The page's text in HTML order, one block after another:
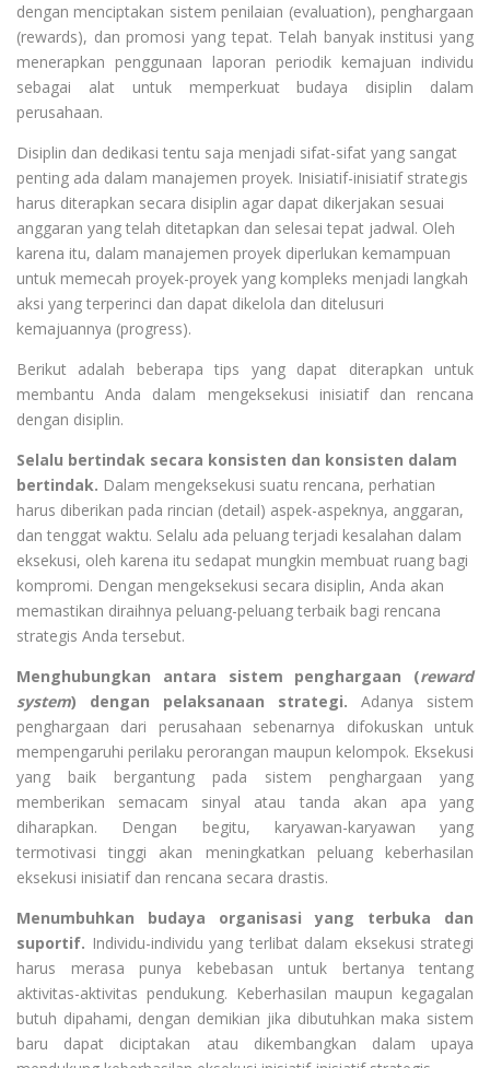
dengan menciptakan sistem penilaian (evaluation), penghargaan
(rewards), dan promosi yang tepat. Telah banyak institusi yang
menerapkan penggunaan laporan periodik kemajuan individu
sebagai alat untuk memperkuat budaya disiplin dalam
perusahaan.
Disiplin dan dedikasi tentu saja menjadi sifat-sifat yang sangat
penting ada dalam manajemen proyek. Inisiatif-inisiatif strategis
harus diterapkan secara disiplin agar dapat dikerjakan sesuai
anggaran yang telah ditetapkan dan selesai tepat jadwal. Oleh
karena itu, dalam manajemen proyek diperlukan kemampuan
untuk memecah proyek-proyek yang kompleks menjadi langkah
aksi yang terperinci dan dapat dikelola dan ditelusuri
kemajuannya (progress).
Berikut adalah beberapa tips yang dapat diterapkan untuk
membantu Anda dalam mengeksekusi inisiatif dan rencana
dengan disiplin.
Selalu bertindak secara konsisten dan konsisten dalam
bertindak. Dalam mengeksekusi suatu rencana, perhatian
harus diberikan pada rincian (detail) aspek-aspeknya, anggaran,
dan tenggat waktu. Selalu ada peluang terjadi kesalahan dalam
eksekusi, oleh karena itu sedapat mungkin membuat ruang bagi
kompromi. Dengan mengeksekusi secara disiplin, Anda akan
memastikan diraihnya peluang-peluang terbaik bagi rencana
strategis Anda tersebut.
Menghubungkan antara sistem penghargaan (reward
system) dengan pelaksanaan strategi. Adanya sistem
penghargaan dari perusahaan sebenarnya difokuskan untuk
mempengaruhi perilaku perorangan maupun kelompok. Eksekusi
yang baik bergantung pada sistem penghargaan yang
memberikan semacam sinyal atau tanda akan apa yang
diharapkan. Dengan begitu, karyawan-karyawan yang
termotivasi tinggi akan meningkatkan peluang keberhasilan
eksekusi inisiatif dan rencana secara drastis.
Menumbuhkan budaya organisasi yang terbuka dan
suportif. Individu-individu yang terlibat dalam eksekusi strategi
harus merasa punya kebebasan untuk bertanya tentang
aktivitas-aktivitas pendukung. Keberhasilan maupun kegagalan
butuh dipahami, dengan demikian jika dibutuhkan maka sistem
baru dapat diciptakan atau dikembangkan dalam upaya